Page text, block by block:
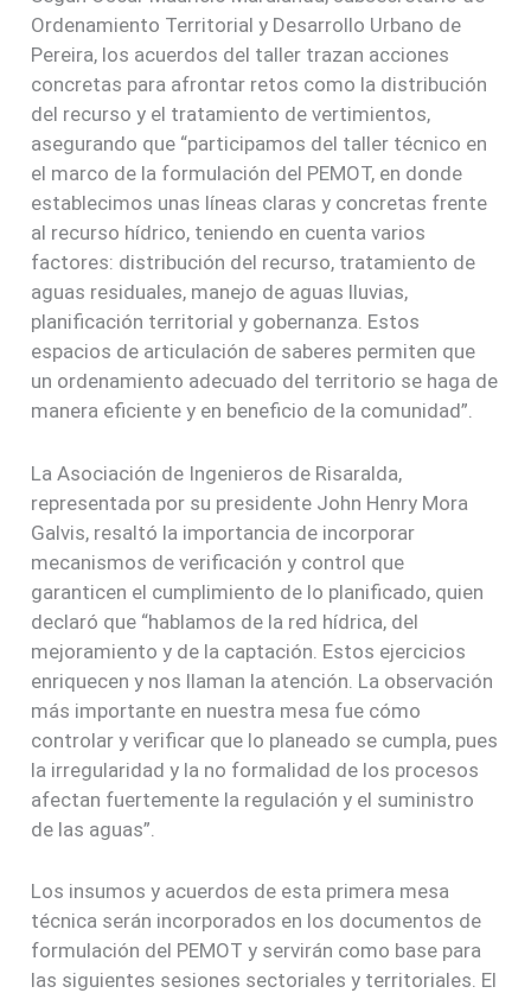
Ordenamiento Territorial y Desarrollo Urbano de
Pereira, los acuerdos del taller trazan acciones
concretas para afrontar retos como la distribución
del recurso y el tratamiento de vertimientos,
asegurando que “participamos del taller técnico en
el marco de la formulación del PEMOT, en donde
establecimos unas líneas claras y concretas frente
al recurso hídrico, teniendo en cuenta varios
factores: distribución del recurso, tratamiento de
aguas residuales, manejo de aguas lluvias,
planificación territorial y gobernanza. Estos
espacios de articulación de saberes permiten que
un ordenamiento adecuado del territorio se haga de
manera eficiente y en beneficio de la comunidad”.
La Asociación de Ingenieros de Risaralda,
representada por su presidente John Henry Mora
Galvis, resaltó la importancia de incorporar
mecanismos de verificación y control que
garanticen el cumplimiento de lo planificado, quien
declaró que “hablamos de la red hídrica, del
mejoramiento y de la captación. Estos ejercicios
enriquecen y nos llaman la atención. La observación
más importante en nuestra mesa fue cómo
controlar y verificar que lo planeado se cumpla, pues
la irregularidad y la no formalidad de los procesos
afectan fuertemente la regulación y el suministro
de las aguas”.
Los insumos y acuerdos de esta primera mesa
técnica serán incorporados en los documentos de
formulación del PEMOT y servirán como base para
las siguientes sesiones sectoriales y territoriales. El